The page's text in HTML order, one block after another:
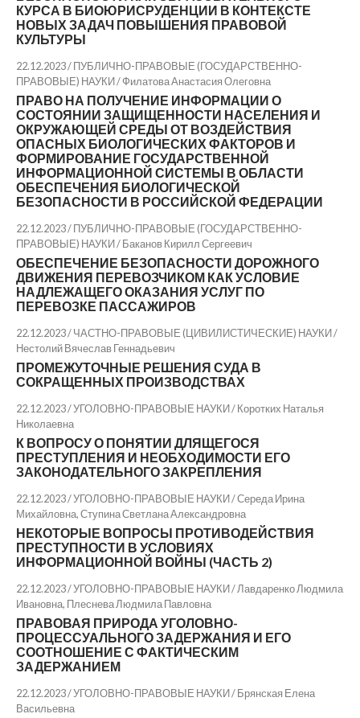
КУРСА В БИОЮРИСРУДЕНЦИИ В КОНТЕКСТЕ
НОВЫХ ЗАДАЧ ПОВЫШЕНИЯ ПРАВОВОЙ
КУЛЬТУРЫ
22.12.2023 / ПУБЛИЧНО-ПРАВОВЫЕ (ГОСУДАРСТВЕННО-
ПРАВОВЫЕ) НАУКИ /Филатова Анастасия Олеговна
ПРАВО НА ПОЛУЧЕНИЕ ИНФОРМАЦИИ О
СОСТОЯНИИ ЗАЩИЩЕННОСТИ НАСЕЛЕНИЯ И
ОКРУЖАЮЩЕЙ СРЕДЫ ОТ ВОЗДЕЙСТВИЯ
ОПАСНЫХ БИОЛОГИЧЕСКИХ ФАКТОРОВ И
ФОРМИРОВАНИЕ ГОСУДАРСТВЕННОЙ
ИНФОРМАЦИОННОЙ СИСТЕМЫ В ОБЛАСТИ
ОБЕСПЕЧЕНИЯ БИОЛОГИЧЕСКОЙ
БЕЗОПАСНОСТИ В РОССИЙСКОЙ ФЕДЕРАЦИИ
22.12.2023 / ПУБЛИЧНО-ПРАВОВЫЕ (ГОСУДАРСТВЕННО-
ПРАВОВЫЕ) НАУКИ /Баканов Кирилл Сергеевич
ОБЕСПЕЧЕНИЕ БЕЗОПАСНОСТИ ДОРОЖНОГО
ДВИЖЕНИЯ ПЕРЕВОЗЧИКОМ КАК УСЛОВИЕ
НАДЛЕЖАЩЕГО ОКАЗАНИЯ УСЛУГ ПО
ПЕРЕВОЗКЕ ПАССАЖИРОВ
22.12.2023 / ЧАСТНО-ПРАВОВЫЕ (ЦИВИЛИСТИЧЕСКИЕ) НАУКИ /
Нестолий Вячеслав Геннадьевич
ПРОМЕЖУТОЧНЫЕ РЕШЕНИЯ СУДА В
СОКРАЩЕННЫХ ПРОИЗВОДСТВАХ
22.12.2023 / УГОЛОВНО-ПРАВОВЫЕ НАУКИ /Коротких Наталья
Николаевна
К ВОПРОСУ О ПОНЯТИИ ДЛЯЩЕГОСЯ
ПРЕСТУПЛЕНИЯ И НЕОБХОДИМОСТИ ЕГО
ЗАКОНОДАТЕЛЬНОГО ЗАКРЕПЛЕНИЯ
22.12.2023 / УГОЛОВНО-ПРАВОВЫЕ НАУКИ /Середа Ирина
Михайловна,Ступина Светлана Александровна
НЕКОТОРЫЕ ВОПРОСЫ ПРОТИВОДЕЙСТВИЯ
ПРЕСТУПНОСТИ В УСЛОВИЯХ
ИНФОРМАЦИОННОЙ ВОЙНЫ (ЧАСТЬ 2)
22.12.2023 / УГОЛОВНО-ПРАВОВЫЕ НАУКИ /Лавдаренко Людмила
Ивановна, Плеснева Людмила Павловна
ПРАВОВАЯ ПРИРОДА УГОЛОВНО-
ПРОЦЕССУАЛЬНОГО ЗАДЕРЖАНИЯ И ЕГО
СООТНОШЕНИЕ С ФАКТИЧЕСКИМ
ЗАДЕРЖАНИЕМ
22.12.2023 / УГОЛОВНО-ПРАВОВЫЕ НАУКИ /Брянская Елена
Васильевна